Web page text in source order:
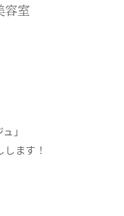
容室
」
ます！